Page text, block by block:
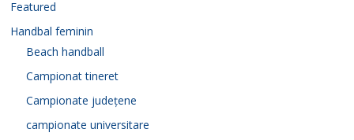
Featured
Handbal feminin
Beach handball
Campionat tineret
Campionate județene
campionate universitare